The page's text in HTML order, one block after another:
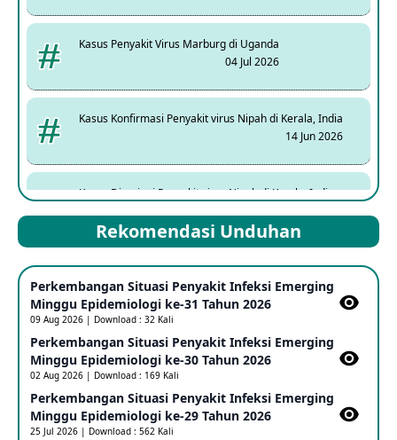
Kasus Penyakit Virus Marburg di Uganda
04 Jul 2026
Kasus Konfirmasi Penyakit virus Nipah di Kerala, India
14 Jun 2026
Kasus Dicurigai Penyakit virus Nipah di Kerala, India
Mpox Clade 1b di Taiwan
25 May 2026
Update Informasi PHEIC Penyakit Ebola
23 May 2026
Penetapan Outbreak Penyakit Ebola di RD Kongo dan
Uganda Sebagai PHEIC
Rekomendasi Unduhan
Perkembangan Situasi Penyakit Infeksi Emerging
Minggu Epidemiologi ke-31 Tahun 2026
09 Aug 2026 | Download : 32 Kali
Perkembangan Situasi Penyakit Infeksi Emerging
Minggu Epidemiologi ke-30 Tahun 2026
02 Aug 2026 | Download : 169 Kali
Perkembangan Situasi Penyakit Infeksi Emerging
Minggu Epidemiologi ke-29 Tahun 2026
25 Jul 2026 | Download : 562 Kali